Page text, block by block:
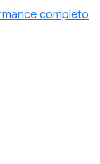
completo